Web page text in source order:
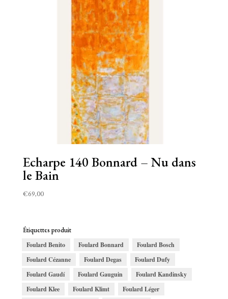
Echarpe 140 Bonnard – Nu dans
le Bain
€69,00
Étiquettes produit
Foulard Benito
Foulard Bonnard
Foulard Bosch
Foulard Cézanne
Foulard Degas
Foulard Dufy
Foulard Gaudí
Foulard Gauguin
Foulard Kandinsky
Foulard Klee
Foulard Klimt
Foulard Léger